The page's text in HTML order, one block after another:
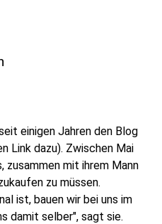
einigen Jahren den Blog
Link dazu). Zwischen Mai
mit ihrem Mann
zu müssen.
ist, bauen wir bei uns im
damit selber", sagt sie.